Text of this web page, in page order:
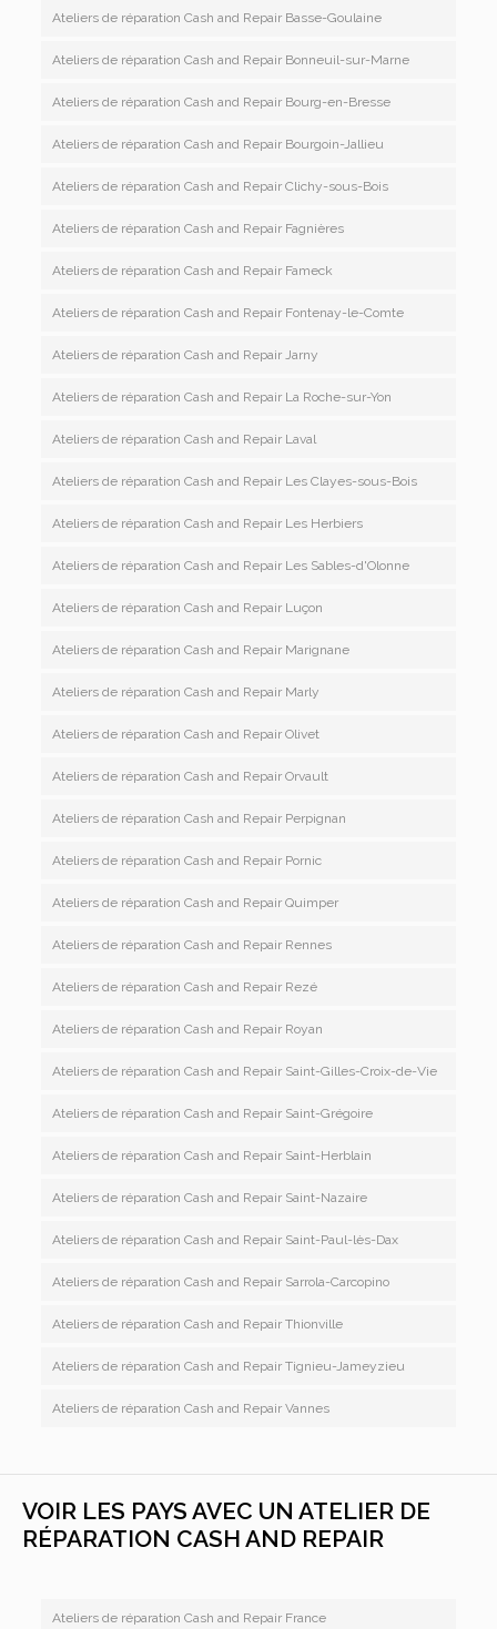
Ateliers de réparation Cash and Repair Basse-Goulaine
Ateliers de réparation Cash and Repair Bonneuil-sur-Marne
Ateliers de réparation Cash and Repair Bourg-en-Bresse
Ateliers de réparation Cash and Repair Bourgoin-Jallieu
Ateliers de réparation Cash and Repair Clichy-sous-Bois
Ateliers de réparation Cash and Repair Fagnières
Ateliers de réparation Cash and Repair Fameck
Ateliers de réparation Cash and Repair Fontenay-le-Comte
Ateliers de réparation Cash and Repair Jarny
Ateliers de réparation Cash and Repair La Roche-sur-Yon
Ateliers de réparation Cash and Repair Laval
Ateliers de réparation Cash and Repair Les Clayes-sous-Bois
Ateliers de réparation Cash and Repair Les Herbiers
Ateliers de réparation Cash and Repair Les Sables-d'Olonne
Ateliers de réparation Cash and Repair Luçon
Ateliers de réparation Cash and Repair Marignane
Ateliers de réparation Cash and Repair Marly
Ateliers de réparation Cash and Repair Olivet
Ateliers de réparation Cash and Repair Orvault
Ateliers de réparation Cash and Repair Perpignan
Ateliers de réparation Cash and Repair Pornic
Ateliers de réparation Cash and Repair Quimper
Ateliers de réparation Cash and Repair Rennes
Ateliers de réparation Cash and Repair Rezé
Ateliers de réparation Cash and Repair Royan
Ateliers de réparation Cash and Repair Saint-Gilles-Croix-de-Vie
Ateliers de réparation Cash and Repair Saint-Grégoire
Ateliers de réparation Cash and Repair Saint-Herblain
Ateliers de réparation Cash and Repair Saint-Nazaire
Ateliers de réparation Cash and Repair Saint-Paul-lès-Dax
Ateliers de réparation Cash and Repair Sarrola-Carcopino
Ateliers de réparation Cash and Repair Thionville
Ateliers de réparation Cash and Repair Tignieu-Jameyzieu
Ateliers de réparation Cash and Repair Vannes
VOIR LES PAYS AVEC UN ATELIER DE
RÉPARATION CASH AND REPAIR
Ateliers de réparation Cash and Repair France